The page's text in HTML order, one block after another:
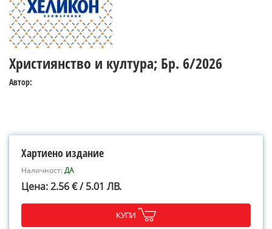
Християнство и култура; Бр. 6/2026
Автор:
Хартиено издание
Наличност:ДА
Цена: 2.56 € / 5.01 ЛВ.
КУПИ